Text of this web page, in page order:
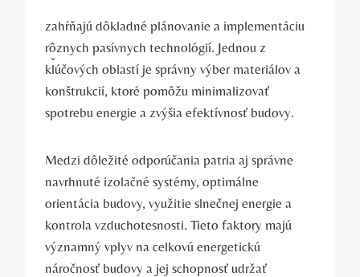
zahŕňajú dôkladné plánovanie a implementáciu
rôznych pasívnych technológií. Jednou z
kľúčových oblastí je správny výber materiálov a
konštrukcií, ktoré pomôžu minimalizovať
spotrebu energie a zvýšia efektívnosť budovy.
Medzi dôležité odporúčania patria aj správne
navrhnuté izolačné systémy, optimálne
orientácia budovy, využitie slnečnej energie a
kontrola vzduchotesnosti. Tieto faktory majú
významný vplyv na celkovú energetickú
náročnosť budovy a jej schopnosť udržať